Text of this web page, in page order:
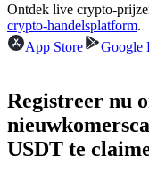
USDC-futures
Ontdek live crypto-
crypto-handelsplatform.
App Store
Google
Registreer nu
USDT te